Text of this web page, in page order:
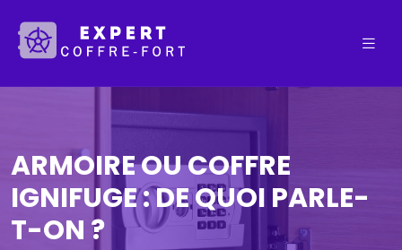
ARMOIRE OU COFFRE
IGNIFUGE : DE QUOI PARLE-
T-ON ?